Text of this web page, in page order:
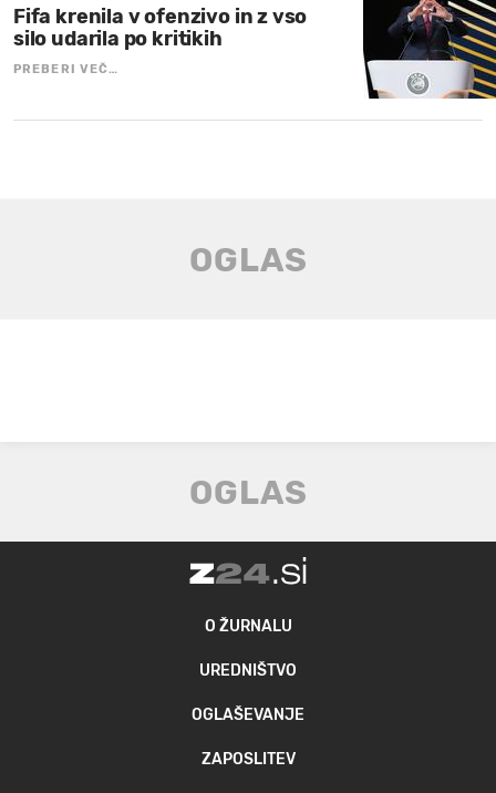
Fifa krenila v ofenzivo in z vso
silo udarila po kritikih
PREBERI VEČ…
O ŽURNALU
UREDNIŠTVO
OGLAŠEVANJE
ZAPOSLITEV